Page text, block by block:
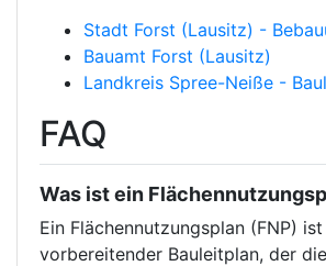
Stadt Forst (Lausitz) -
Bauamt Forst (Lausitz)
Landkreis Spree-Neiße -
FAQ
Was ist ein
Ein Flächennutzungsplan (FNP)
vorbereitender Bauleitplan, der